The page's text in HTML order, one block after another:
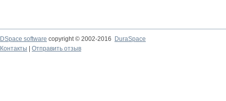
DSpace software copyright © 2002-2016
DuraSpace
Контакты
Отправить отзыв